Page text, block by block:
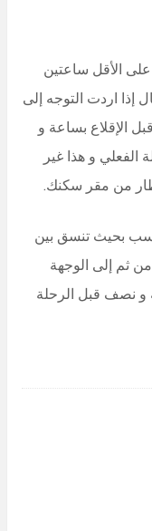
الأقل ساعتين
إذا اردت التوجه إلى
الإقلاع بساعة و
و هذا غير
من مقر سكنك.
بحيث تنسق بين
ثم إلى الوجهة
و نصف قبل الرحلة